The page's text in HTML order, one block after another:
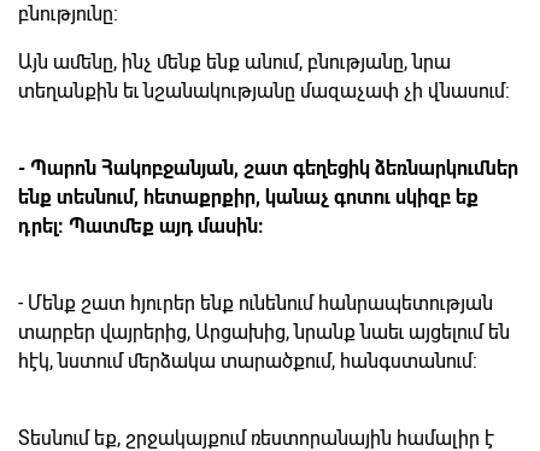
բնությունը:
Այն ամենը, ինչ մենք ենք անում, բնությանը, նրա
տեղանքին եւ նշանակությանը մազաչափ չի վնասում:
- Պարոն Հակոբջանյան, շատ գեղեցիկ ձեռնարկումներ
ենք տեսնում, հետաքրքիր, կանաչ գոտու սկիզբ եք
դրել: Պատմեք այդ մասին:
- Մենք շատ հյուրեր ենք ունենում հանրապետության
տարբեր վայրերից, Արցախից, նրանք նաեւ այցելում են
հէկ, նստում մերձակա տարածքում, հանգստանում:
Տեսնում եք, շրջակայքում ռեստորանային համալիր է